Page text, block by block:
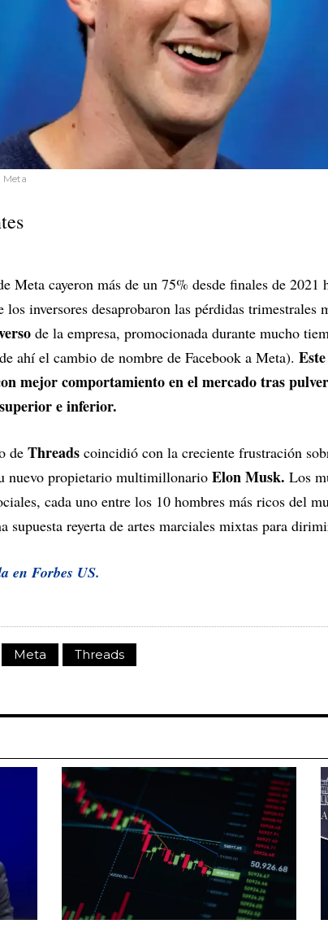
Meta
Meta cayeron más de un 75% desde finales de 2021
los inversores desaprobaron las pérdidas
de la empresa, promocionada durante mucho
ahí el cambio de nombre de Facebook a Meta).
mejor comportamiento en el mercado tras
e inferior.
de Threads coincidió con la creciente frustración
nuevo propietario multimillonario Elon Musk. Los
cada uno entre los 10 hombres más ricos del
supuesta reyerta de artes marciales mixtas para
en Forbes US.
Meta Threads